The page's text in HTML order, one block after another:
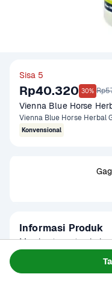
Sisa 5
Rp40.320 30%
Vienna Blue Horse
Vienna Blue Horse Herbal
Konvensional
Informasi Produk
Membantu
rambut lebih halus,